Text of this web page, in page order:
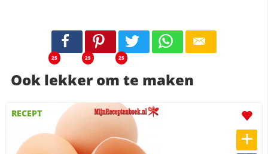
25 25 25
Ook lekker om te maken
RECEPT